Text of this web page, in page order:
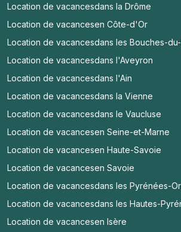
Location de vacancesdans la Drôme
Location de vacancesen Côte-d'Or
Location de vacancesdans les Bouches-
Location de vacancesdans l'Aveyron
Location de vacancesdans l'Ain
Location de vacancesdans la Vienne
Location de vacancesdans le Vaucluse
Location de vacancesen Seine-et-Marne
Location de vacancesen Haute-Savoie
Location de vacancesen Savoie
Location de vacancesdans les Pyrénées-
Location de vacancesdans les Hautes-
Location de vacancesen Isère